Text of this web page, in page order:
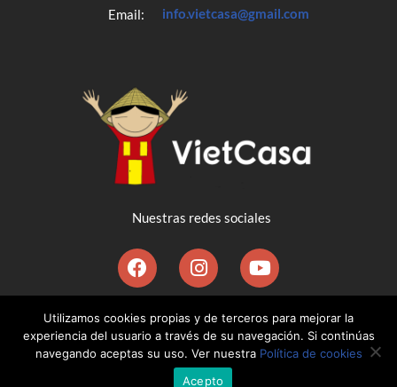
Email: info.vietcasa@gmail.com
Nuestras redes sociales
©2020 VietCasa Agencia España-Vietnam | Diseñado por
Ernesto Vaca-Pereira
Política de privacidad Política de cookies
Utilizamos cookies propias y de terceros para mejorar la
experiencia del usuario a través de su navegación. Si continúas
navegando aceptas su uso. Ver nuestra Política de cookies
Acepto